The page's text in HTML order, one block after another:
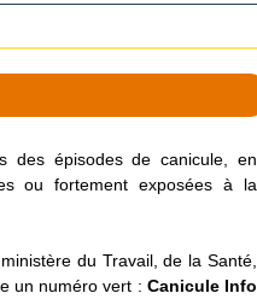
des épisodes de canicule, en
ou fortement exposées à la
du Travail, de la Santé,
un numéro vert : Canicule Info